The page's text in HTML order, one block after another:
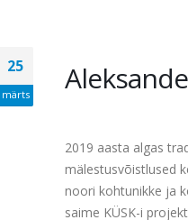
25
märts
2019 aasta algas
mälestusvõistlused
noori kohtunikke ja
saime KÜSK-i